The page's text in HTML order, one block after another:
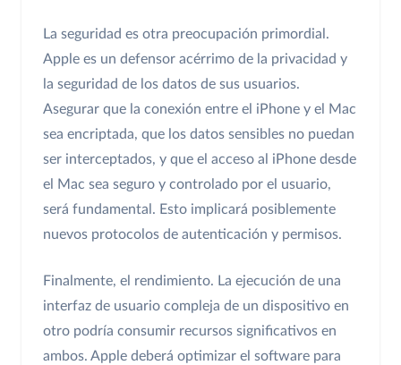
La seguridad es otra preocupación primordial.
Apple es un defensor acérrimo de la privacidad y
la seguridad de los datos de sus usuarios.
Asegurar que la conexión entre el iPhone y el Mac
sea encriptada, que los datos sensibles no puedan
ser interceptados, y que el acceso al iPhone desde
el Mac sea seguro y controlado por el usuario,
será fundamental. Esto implicará posiblemente
nuevos protocolos de autenticación y permisos.
Finalmente, el rendimiento. La ejecución de una
interfaz de usuario compleja de un dispositivo en
otro podría consumir recursos significativos en
ambos. Apple deberá optimizar el software para